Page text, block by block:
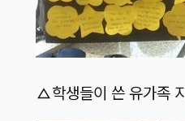
△학생들이 쓴 유가족